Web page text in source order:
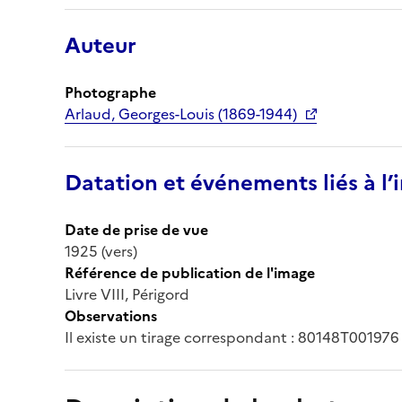
Auteur
Photographe
Arlaud, Georges-Louis (1869-1944)
Datation et événements liés à
Date de prise de vue
1925 (vers)
Référence de publication de l'image
Livre VIII, Périgord
Observations
Il existe un tirage correspondant : 80148T001976